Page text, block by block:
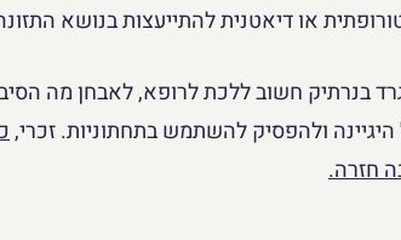
או דיאטנית להתייעצות בנושא
בנרתיק חשוב ללכת לרופא, לאבחן מה
ולהפסיק להשתמש בתחתוניות. זכרי,
חזרה.